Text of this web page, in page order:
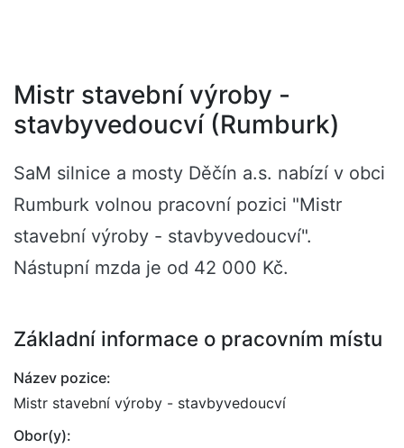
Mistr stavební výroby -
stavbyvedoucví (Rumburk)
SaM silnice a mosty Děčín a.s. nabízí v obci
Rumburk volnou pracovní pozici "Mistr
stavební výroby - stavbyvedoucví".
Nástupní mzda je od 42 000 Kč.
Základní informace o pracovním místu
Název pozice:
Mistr stavební výroby - stavbyvedoucví
Obor(y):